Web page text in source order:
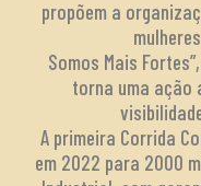
propõem a
Somos Mais
torna uma ação
A primeira Corrida
em 2022 para 2000